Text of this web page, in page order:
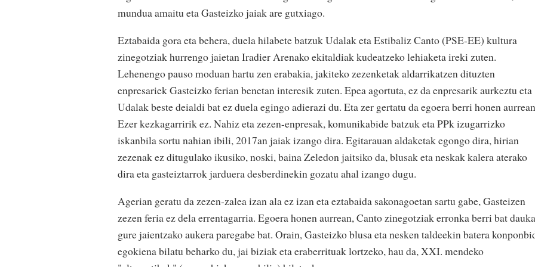
mundua amaitu eta Gasteizko jaiak are gutxiago.
Eztabaida gora eta behera, duela hilabete batzuk Udalak eta Estibaliz Canto (PSE-EE) kultura
zinegotziak hurrengo jaietan Iradier Arenako ekitaldiak kudeatzeko lehiaketa ireki zuten.
Lehenengo pauso moduan hartu zen erabakia, jakiteko zezenketak aldarrikatzen dituzten
enpresariek Gasteizko ferian benetan interesik zuten. Epea agortuta, ez da enpresarik aurkeztu eta
Udalak beste deialdi bat ez duela egingo adierazi du. Eta zer gertatu da egoera berri honen
Ezer kezkagarririk ez. Nahiz eta zezen-enpresak, komunikabide batzuk eta PPk izugarrizko
iskanbila sortu nahian ibili, 2017an jaiak izango dira. Egitarauan aldaketak egongo dira, hirian
zezenak ez ditugulako ikusiko, noski, baina Zeledon jaitsiko da, blusak eta neskak kalera aterako
dira eta gasteiztarrok jarduera desberdinekin gozatu ahal izango dugu.
Agerian geratu da zezen-zalea izan ala ez izan eta eztabaida sakonagoetan sartu gabe, Gasteizen
zezen feria ez dela errentagarria. Egoera honen aurrean, Canto zinegotziak erronka berri bat
gure jaientzako aukera paregabe bat. Orain, Gasteizko blusa eta nesken taldeekin batera
egokiena bilatu beharko du, jai biziak eta eraberrituak lortzeko, hau da, XXI. mendeko